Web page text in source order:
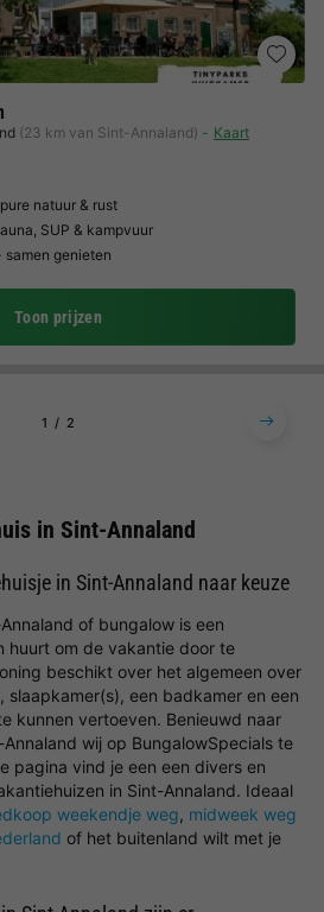
(23 km van Sint-Annaland) Kaart
natuur & rust
SUP & kampvuur
genieten
Toon prijzen
1 2
in Sint-Annaland
in Sint-Annaland naar keuze
of bungalow is een
huurt om de vakantie door te
beschikt over het algemeen over
slaapkamer(s), een badkamer en een
kunnen vertoeven. Benieuwd naar
wij op BungalowSpecials te
pagina vind je een een divers en
in Sint-Annaland. Ideaal
weekendje weg, midweek weg
of het buitenland wilt met je